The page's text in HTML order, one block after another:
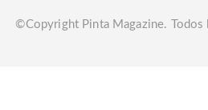
©Copyright Pinta Magazine. Todos